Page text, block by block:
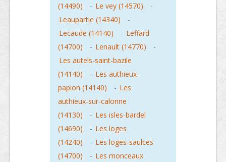
(14490)
- Le vey (14570)
-
Leaupartie (14340)
-
Lecaude (14140)
- Leffard
(14700)
- Lenault (14770)
-
Les autels-saint-bazile
(14140)
- Les authieux-
papion (14140)
- Les
authieux-sur-calonne
(14130)
- Les isles-bardel
(14690)
- Les loges
(14240)
- Les loges-saulces
(14700)
- Les monceaux